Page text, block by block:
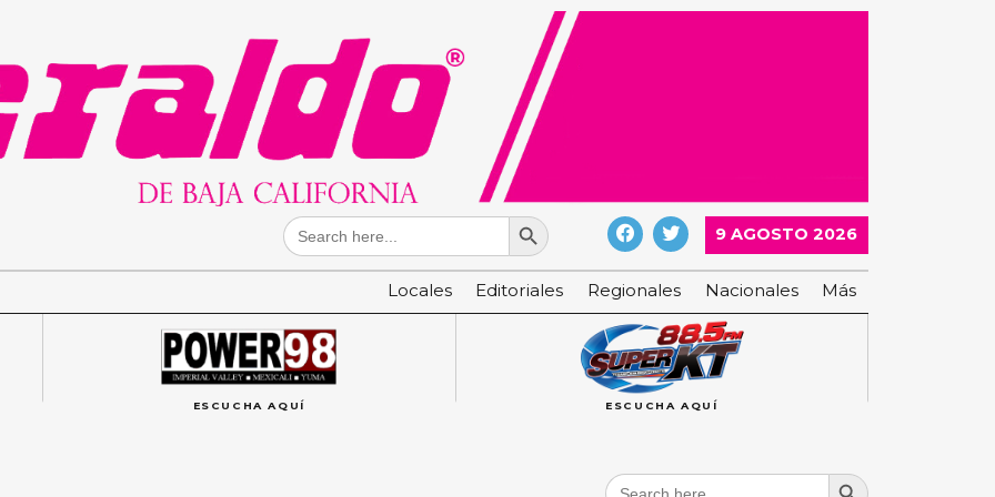
Search
for:
Search Button
9 AGOSTO 2026
Locales Editoriales Regionales Nacionales Más
ESCUCHA AQUÍ ESCUCHA AQUÍ
Search
Search Button